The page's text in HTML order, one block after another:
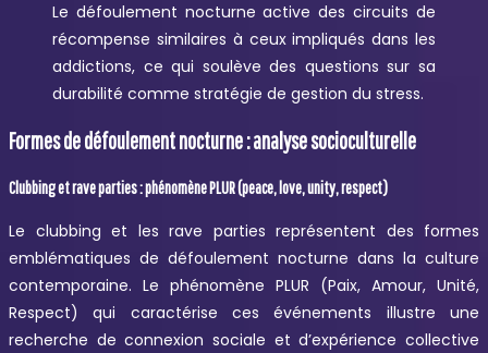
Le défoulement nocturne active des circuits de
récompense similaires à ceux impliqués dans les
addictions, ce qui soulève des questions sur sa
durabilité comme stratégie de gestion du stress.
Formes de défoulement nocturne : analyse socioculturelle
Clubbing et rave parties : phénomène PLUR (peace, love, unity, respect)
Le clubbing et les rave parties représentent des formes
emblématiques de défoulement nocturne dans la culture
contemporaine. Le phénomène PLUR (Paix, Amour, Unité,
Respect) qui caractérise ces événements illustre une
recherche de connexion sociale et d’expérience collective